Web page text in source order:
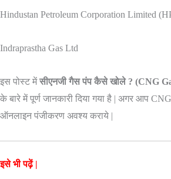
Hindustan Petroleum Corporation Limited
Indraprastha Gas Ltd
इस पोस्ट मेंसीएनजी गैस पंप कैसे खोले ? (CNG
के बारे में पूर्ण जानकारी दिया गया है | अगर आप
ऑनलाइन पंजीकरण अवश्य कराये |
इसे भी पढ़ें |